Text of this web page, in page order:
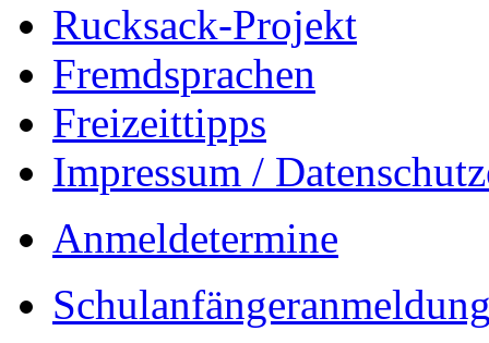
Rucksack-Projekt
Fremdsprachen
Freizeittipps
Impressum /
Anmeldetermine